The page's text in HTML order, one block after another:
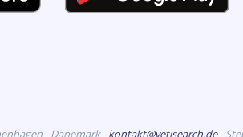
- Dänemark -kontakt@vetisearch.de-